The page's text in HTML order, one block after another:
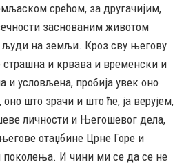
срећом, за другачијим,
заснованим животом
људи на земљи. Кроз сву његову
страшна и крвава и временски и
и условљена, пробија увек оно
што зрачи и што ће, ја верујем,
личности и Његошевог дела,
отаџбине Црне Горе и
поколења. И чини ми се да се не